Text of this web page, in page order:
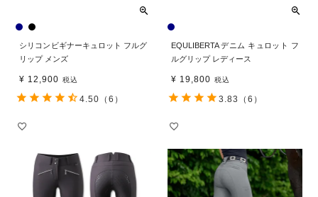
シリコンビギナーキュロット フルグ
リップ メンズ
¥ 12,900 税込
4.50 （6）
EQULIBERTA デニム キュロット フ
ルグリップ レディース
¥ 19,800 税込
3.83 （6）